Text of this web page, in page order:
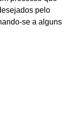
pelo
se a alguns